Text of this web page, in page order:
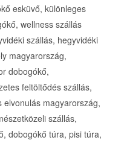
esküvő, különleges
wellness szállás
szállás, hegyvidéki
magyarország,
dobogókő,
feltöltődés szállás,
magyarország,
szállás,
dobogókő túra, pisi túra,